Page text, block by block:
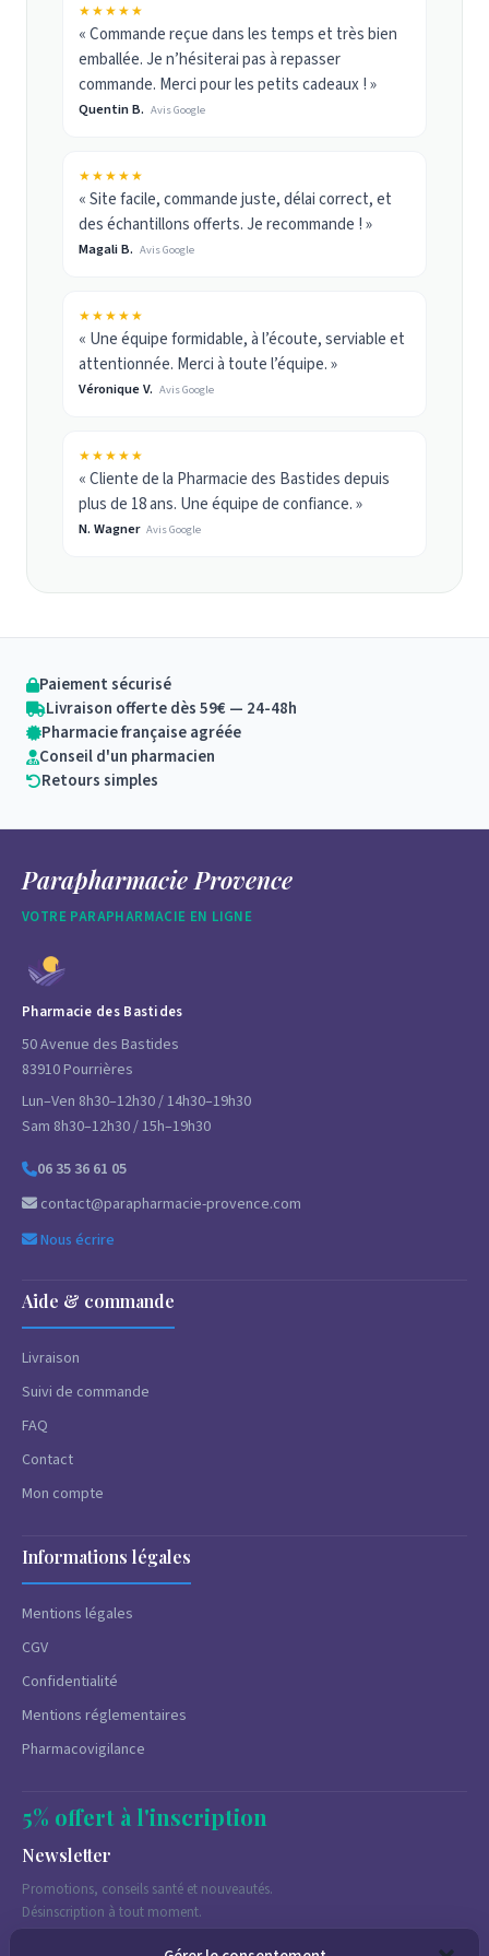
★★★★★
« Commande reçue dans les temps et très bien
emballée. Je n’hésiterai pas à repasser
commande. Merci pour les petits cadeaux ! »
Quentin B. Avis Google
★★★★★
« Site facile, commande juste, délai correct, et
des échantillons offerts. Je recommande ! »
Magali B. Avis Google
★★★★★
« Une équipe formidable, à l’écoute, serviable et
attentionnée. Merci à toute l’équipe. »
Véronique V. Avis Google
★★★★★
« Cliente de la Pharmacie des Bastides depuis
plus de 18 ans. Une équipe de confiance. »
N. Wagner Avis Google
Paiement sécurisé
Livraison offerte dès 59€ — 24-48h
Pharmacie française agréée
Conseil d'un pharmacien
Retours simples
Parapharmacie Provence
VOTRE PARAPHARMACIE EN LIGNE
Pharmacie des Bastides
50 Avenue des Bastides
83910 Pourrières
Lun–Ven 8h30–12h30 / 14h30–19h30
Sam 8h30–12h30 / 15h–19h30
06 35 36 61 05
contact@parapharmacie-provence.com
Nous écrire
Aide & commande
Livraison
Suivi de commande
FAQ
Contact
Mon compte
Informations légales
Mentions légales
CGV
Confidentialité
Mentions réglementaires
Pharmacovigilance
5% offert à l'inscription
Newsletter
Promotions, conseils santé et nouveautés.
Désinscription à tout moment.